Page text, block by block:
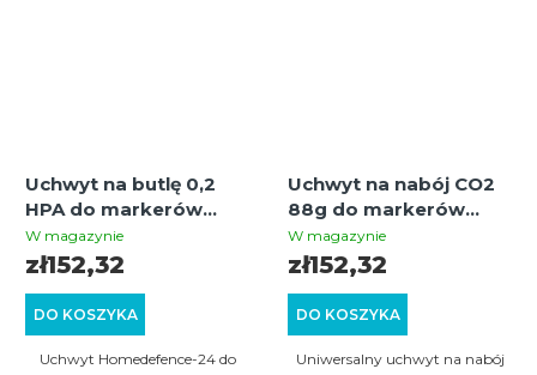
Uchwyt na butlę 0,2
HPA do markerów
Umarex T4e + 3x
Picatinny 22 mm
W magazynie
DO KOSZYKA
zł152,32
Uchwyt Homedefence-24 do
Uchwyt na nabój CO2
88g do markerów
Umarex T4e + 3x
Picatinny 22 mm
W magazynie
DO KOSZYKA
zł152,32
Uniwersalny uchwyt na nabój